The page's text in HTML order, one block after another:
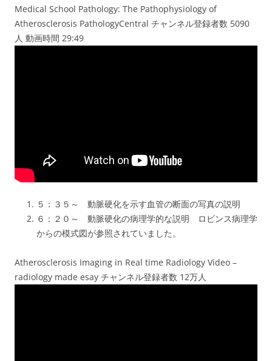
Medical School Pathology: The Pathophysiology of
Atherosclerosis PathologyCentral チャンネル登録者数 5090
人 動画時間 29:49
５：３５～ 動脈硬化を示す血管の断面の写真の説明
６：２０～ 動脈硬化の病理学的な説明 ロビンス病理学
からの模式図が参照されていました。
Atherosclerosis Imaging in Real time Radiology Video –
radiology made esay チャンネル登録者数 12万人